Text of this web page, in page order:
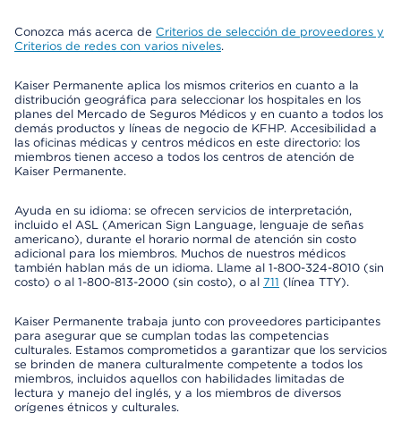
Conozca más acerca de Criterios de selección de proveedores y
Criterios de redes con varios niveles.
Kaiser Permanente aplica los mismos criterios en cuanto a la
distribución geográfica para seleccionar los hospitales en los
planes del Mercado de Seguros Médicos y en cuanto a todos los
demás productos y líneas de negocio de KFHP. Accesibilidad a
las oficinas médicas y centros médicos en este directorio: los
miembros tienen acceso a todos los centros de atención de
Kaiser Permanente.
Ayuda en su idioma: se ofrecen servicios de interpretación,
incluido el ASL (American Sign Language, lenguaje de señas
americano), durante el horario normal de atención sin costo
adicional para los miembros. Muchos de nuestros médicos
también hablan más de un idioma. Llame al 1-800-324-8010 (sin
costo) o al 1-800-813-2000 (sin costo), o al 711 (línea TTY).
Kaiser Permanente trabaja junto con proveedores participantes
para asegurar que se cumplan todas las competencias
culturales. Estamos comprometidos a garantizar que los servicios
se brinden de manera culturalmente competente a todos los
miembros, incluidos aquellos con habilidades limitadas de
lectura y manejo del inglés, y a los miembros de diversos
orígenes étnicos y culturales.